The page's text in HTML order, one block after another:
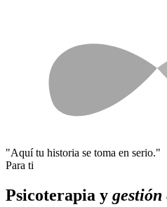
"Aquí tu historia se toma en serio."
Para ti
Psicoterapia y